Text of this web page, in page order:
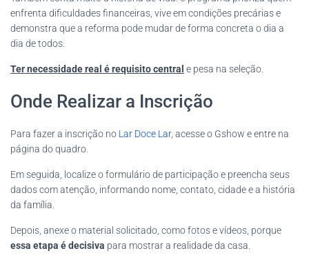
enfrenta dificuldades financeiras, vive em condições precárias e
demonstra que a reforma pode mudar de forma concreta o dia a
dia de todos.
Ter necessidade real é requisito central e pesa na seleção.
Onde Realizar a Inscrição
Para fazer a inscrição no Lar Doce Lar, acesse o Gshow e entre na
página do quadro.
Em seguida, localize o formulário de participação e preencha seus
dados com atenção, informando nome, contato, cidade e a história
da família.
Depois, anexe o material solicitado, como fotos e vídeos, porque
essa etapa é decisiva para mostrar a realidade da casa.